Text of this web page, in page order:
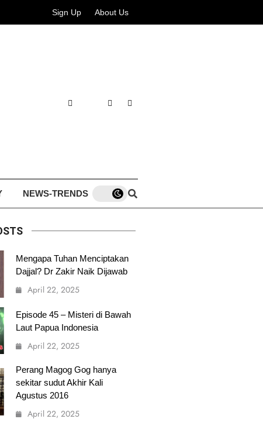
Sign Up About Us
NEWS-TRENDS
Mengapa Tuhan Menciptakan
Dajjal? Dr Zakir Naik Dijawab
April 22, 2025
Episode 45 – Misteri di Bawah
Laut Papua Indonesia
April 22, 2025
Perang Magog Gog hanya
sekitar sudut Akhir Kali
Agustus 2016
April 22, 2025